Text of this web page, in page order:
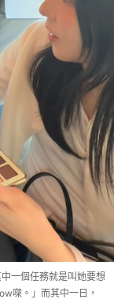
一個任務就是叫她要想
㗎。」而其中一日，